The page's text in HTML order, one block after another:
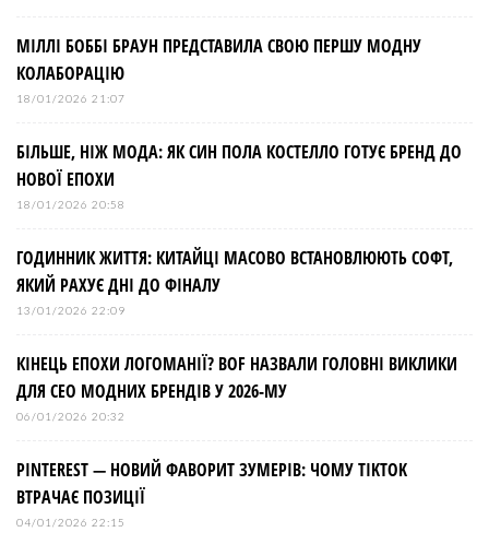
МІЛЛІ БОББІ БРАУН ПРЕДСТАВИЛА СВОЮ ПЕРШУ МОДНУ
КОЛАБОРАЦІЮ
18/01/2026 21:07
БІЛЬШЕ, НІЖ МОДА: ЯК СИН ПОЛА КОСТЕЛЛО ГОТУЄ БРЕНД ДО
НОВОЇ ЕПОХИ
18/01/2026 20:58
ГОДИННИК ЖИТТЯ: КИТАЙЦІ МАСОВО ВСТАНОВЛЮЮТЬ СОФТ,
ЯКИЙ РАХУЄ ДНІ ДО ФІНАЛУ
13/01/2026 22:09
КІНЕЦЬ ЕПОХИ ЛОГОМАНІЇ? BOF НАЗВАЛИ ГОЛОВНІ ВИКЛИКИ
ДЛЯ СЕО МОДНИХ БРЕНДІВ У 2026-МУ
06/01/2026 20:32
PINTEREST — НОВИЙ ФАВОРИТ ЗУМЕРІВ: ЧОМУ TIKTOK
ВТРАЧАЄ ПОЗИЦІЇ
04/01/2026 22:15